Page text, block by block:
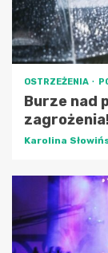
OSTRZEŻENIA
Burze nad
Karolina